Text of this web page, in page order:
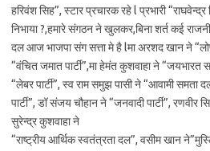
हरिवंश सिह”, स्टार प्रचारक रहे l प्रभारी “राघवेन्द्र
निभाया ?,हमारे संगठन ने खुलकर,बिना शर्त कई
दल आज भाजपा संग सत्ता मे है lमा अरशद खान ने
“वंचित जमात पार्टी”,मा हेमंत कुशवाहा ने
“लेबर पार्टी”, स्व राम समुझ पासी ने “आवामी समता
पार्टी”, डॉ संजय चौहान ने “जनवादी पार्टी”, रणवीर
सुरेन्द्र कुशवाहा ने
“राष्ट्रीय आर्थिक स्वतंत्रता दल”, वसीम खान